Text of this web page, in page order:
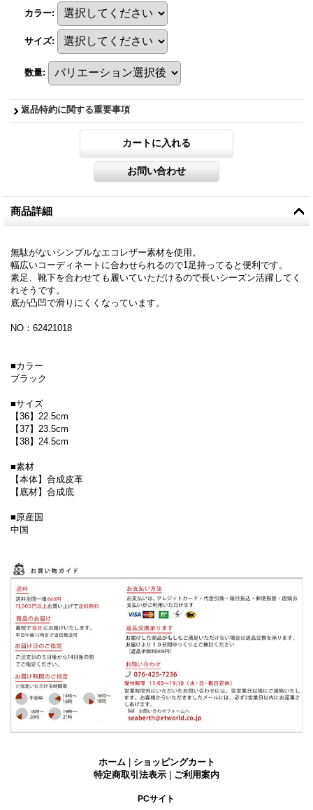
カラー:
サイズ:
数量:
返品特約に関する重要事項
商品詳細
無駄がないシンプルなエコレザー素材を使用。
幅広いコーディネートに合わせられるので1足持ってると便利です。
素足、靴下を合わせても履いていただけるので長いシーズン活躍してく
れそうです。
底が凸凹で滑りにくくなっています。
NO：62421018
■カラー
ブラック
■サイズ
【36】22.5cm
【37】23.5cm
【38】24.5cm
■素材
【本体】合成皮革
【底材】合成底
■原産国
中国
ホーム | ショッピングカート
特定商取引法表示 | ご利用案内
PCサイト